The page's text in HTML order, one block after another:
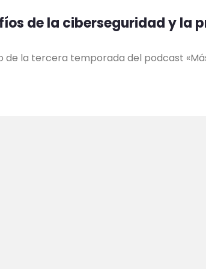
de la ciberseguridad y la
de la tercera temporada del podcast